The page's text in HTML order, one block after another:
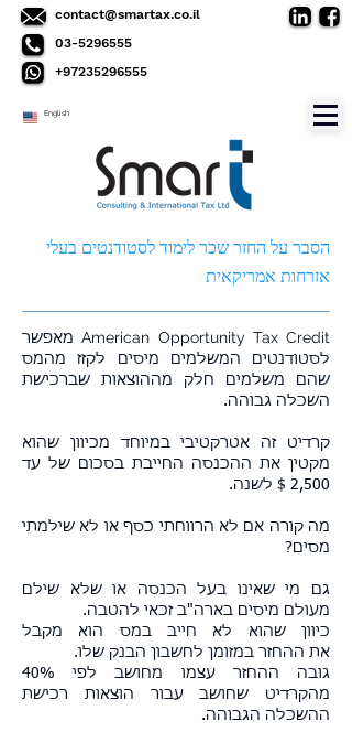
contact@smartax.co.il
03-5296555
+97235296555
English
הסבר על החזר שכר לימוד לסטודנטים בעלי
אזרחות אמריקאית
American Opportunity Tax Creditמאפשר
לסטודנטים המשלמים מיסים לקזז מהמס
שהם משלמים חלק מההוצאות שברכישת
השכלה גבוהה.
קרדיט זה אטרקטיבי במיוחד מכיוון שהוא
מקטין את ההכנסה החייבת בסכום של עד
2,500 $ לשנה.
מה קורה אם לא הרווחתי כסף או לא שילמתי
מסים?
גם מי שאינו בעל הכנסה או שלא שילם
מעולם מיסים בארה"ב זכאי להטבה.
כיוון שהוא לא חייב במס הוא מקבל
את ההחזר במזומן לחשבון הבנק שלו.
גובה ההחזר עצמו מחושב לפי 40%
מהקרדיט שחושב עבור הוצאות רכישת
ההשכלה הגבוהה.